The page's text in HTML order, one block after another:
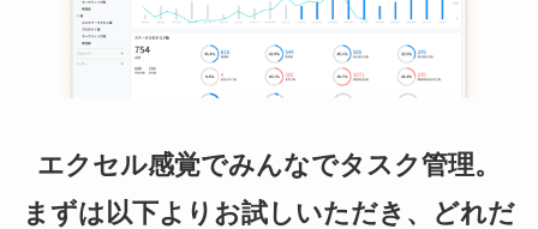
エクセル感覚でみんなでタスク管理。
まずは以下よりお試しいただき、どれだ